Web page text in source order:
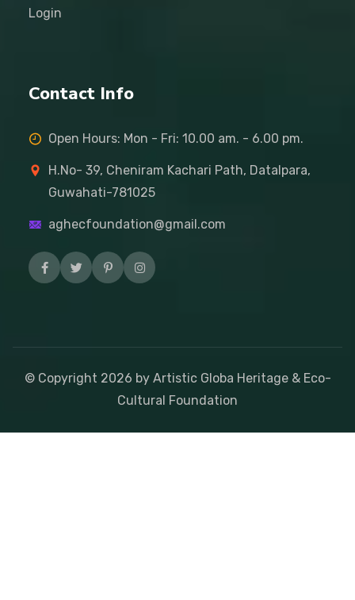
Login
Contact Info
Open Hours: Mon - Fri: 10.00 am. - 6.00 pm.
H.No- 39, Cheniram Kachari Path, Datalpara,
Guwahati-781025
aghecfoundation@gmail.com
© Copyright 2026 by Artistic Globa Heritage & Eco-
Cultural Foundation